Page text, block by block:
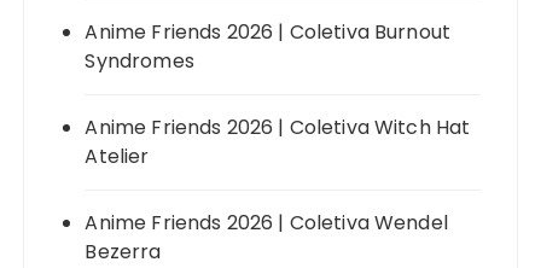
Anime Friends 2026 | Coletiva Burnout
Syndromes
Anime Friends 2026 | Coletiva Witch Hat
Atelier
Anime Friends 2026 | Coletiva Wendel
Bezerra